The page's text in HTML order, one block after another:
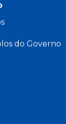
do Governo